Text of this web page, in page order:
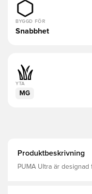
BYGGD FÖR
Snabbhet
YTA
MG
Produktbeskrivning
PUMA Ultra är